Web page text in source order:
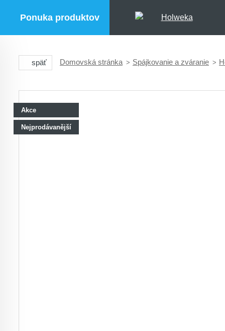
Ponuka produktov
späť Domovská stránka Spájkovanie a zváranie
Akce
Nejprodávanější